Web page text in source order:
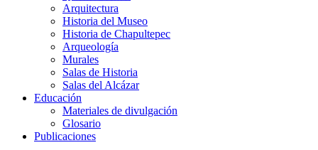
Arquitectura
Historia del Museo
Historia de Chapultepec
Arqueología
Murales
Salas de Historia
Salas del Alcázar
Educación
Materiales de divulgación
Glosario
Publicaciones